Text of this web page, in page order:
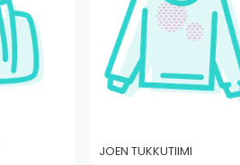
JOEN TUKKUTIIMI